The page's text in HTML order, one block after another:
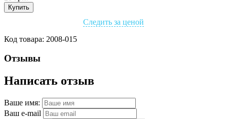
Купить
Следить за ценой
Код товара: 2008-015
Отзывы
Написать отзыв
Ваше имя:
Ваш e-mail